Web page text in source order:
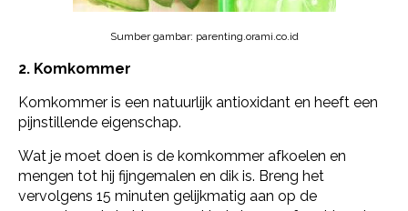
Sumber gambar: parenting.orami.co.id
2. Komkommer
Komkommer is een natuurlijk antioxidant en heeft een
pijnstillende eigenschap.
Wat je moet doen is de komkommer afkoelen en
mengen tot hij fijngemalen en dik is. Breng het
vervolgens 15 minuten gelijkmatig aan op de